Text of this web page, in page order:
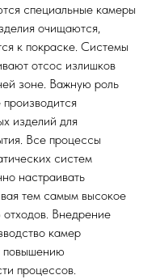
специальные камеры
очищаются,
к покраске. Системы
отсос излишков
зоне. Важную роль
изделий для
Все процессы
систем
настраивать
тем самым высокое
Внедрение
камер
повышению
процессов.